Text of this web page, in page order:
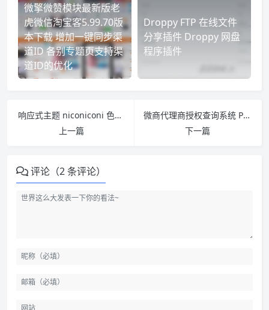
微擎微赞模块最新版老
虎微信淘宝客5.99.70版
本下载 增加一键同步渠
道ID 各别专题页支持渠
道ID的优化
Droppy FTP 在线文件
分享插件 Droppy 网盘
程序插件
响应式主题 niconiconi 色彩清新的单栏 WordPress 时光轴风格主题
上一篇
微商代理商授权查询系统 PC+自适应手机版 做微商必备的工具
下一篇
评论（2 条评论）